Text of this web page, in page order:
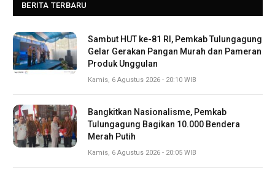
BERITA TERBARU
Sambut HUT ke-81 RI, Pemkab Tulungagung
Gelar Gerakan Pangan Murah dan Pameran
Produk Unggulan
Kamis, 6 Agustus 2026 - 20:10 WIB
Bangkitkan Nasionalisme, Pemkab
Tulungagung Bagikan 10.000 Bendera
Merah Putih
Kamis, 6 Agustus 2026 - 20:05 WIB